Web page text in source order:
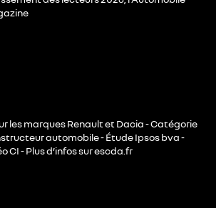
les marques Renault et Dacia - Catégorie
automobile - Étude Ipsos bva -
CI - Plus d’infos sur escda.fr